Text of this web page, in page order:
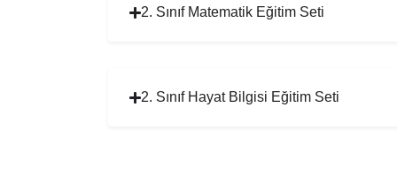
2. Sınıf Matematik Eğitim Seti
2. Sınıf Hayat Bilgisi Eğitim Seti